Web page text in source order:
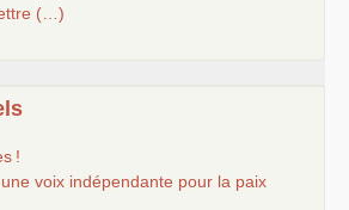
(…)
!
voix indépendante pour la paix